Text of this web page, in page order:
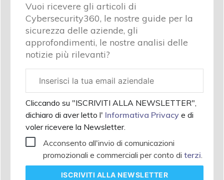
Vuoi ricevere gli articoli di
Cybersecurity360, le nostre guide per la
sicurezza delle aziende, gli
approfondimenti, le nostre analisi delle
notizie più rilevanti?
aziendale
Cliccando su "ISCRIVITI ALLA NEWSLETTER",
dichiaro di aver letto l' Informativa Privacy e di
voler ricevere la Newsletter.
Acconsento all'invio di comunicazioni
promozionali e commerciali per conto di terzi.
ISCRIVITI ALLA NEWSLETTER